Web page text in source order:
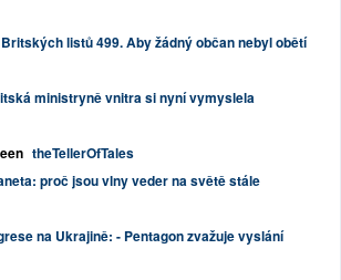
listů 499. Aby žádný občan nebyl obětí
ministryně vnitra si nyní vymyslela
theTellerOfTales
proč jsou vlny veder na světě stále
na Ukrajině: - Pentagon zvažuje vyslání